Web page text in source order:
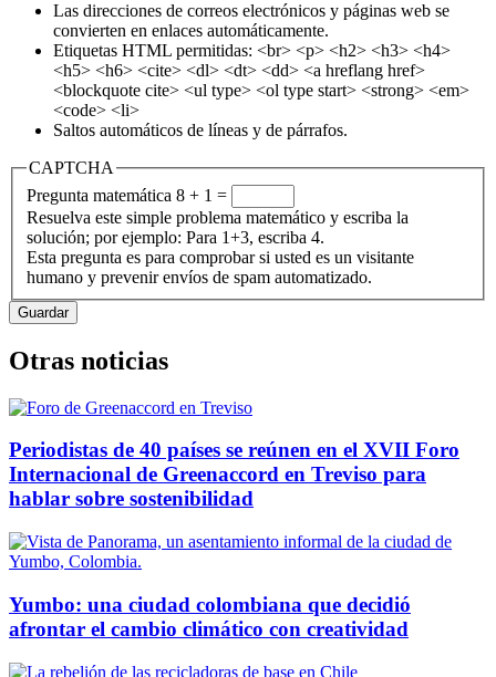
Las direcciones de correos electrónicos y páginas web se
convierten en enlaces automáticamente.
Etiquetas HTML permitidas: <br> <p> <h2> <h3> <h4>
<h5> <h6> <cite> <dl> <dt> <dd> <a hreflang href>
<blockquote cite> <ul type> <ol type start> <strong> <em>
<code> <li>
Saltos automáticos de líneas y de párrafos.
CAPTCHA
Pregunta matemática 8 + 1 =
Resuelva este simple problema matemático y escriba la
solución; por ejemplo: Para 1+3, escriba 4.
Esta pregunta es para comprobar si usted es un visitante
humano y prevenir envíos de spam automatizado.
Otras noticias
Periodistas de 40 países se reúnen en el XVII Foro
Internacional de Greenaccord en Treviso para
hablar sobre sostenibilidad
Yumbo: una ciudad colombiana que decidió
afrontar el cambio climático con creatividad